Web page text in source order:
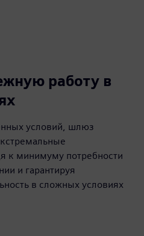
работу в
условий, шлюз
к минимуму потребности
и гарантируя
в сложных условиях